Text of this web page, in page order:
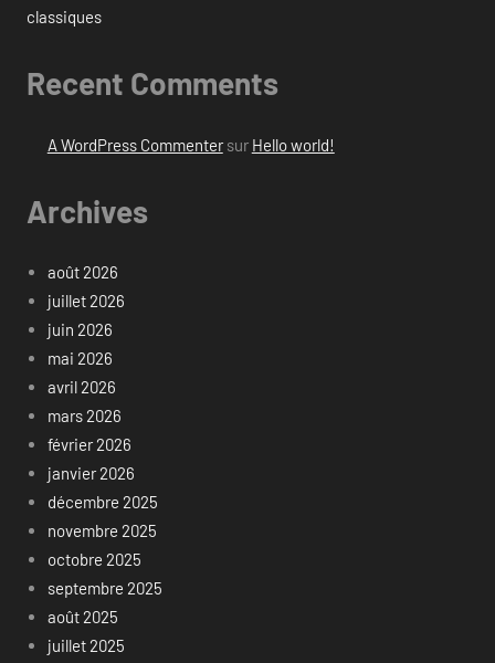
classiques
Recent Comments
A WordPress Commentersur Hello world!
Archives
août 2026
juillet 2026
juin 2026
mai 2026
avril 2026
mars 2026
février 2026
janvier 2026
décembre 2025
novembre 2025
octobre 2025
septembre 2025
août 2025
juillet 2025